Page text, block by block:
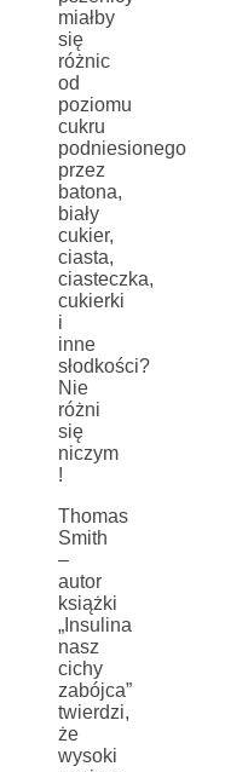
miałby
się
różnic
od
poziomu
cukru
podniesionego
przez
batona,
biały
cukier,
ciasta,
ciasteczka,
cukierki
i
inne
słodkości?
Nie
różni
się
niczym
!
Thomas
Smith
–
autor
książki
„Insulina
nasz
cichy
zabójca”
twierdzi,
że
wysoki